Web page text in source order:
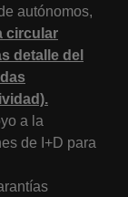
autónomos,
circular
detalle del
a la
de I+D para